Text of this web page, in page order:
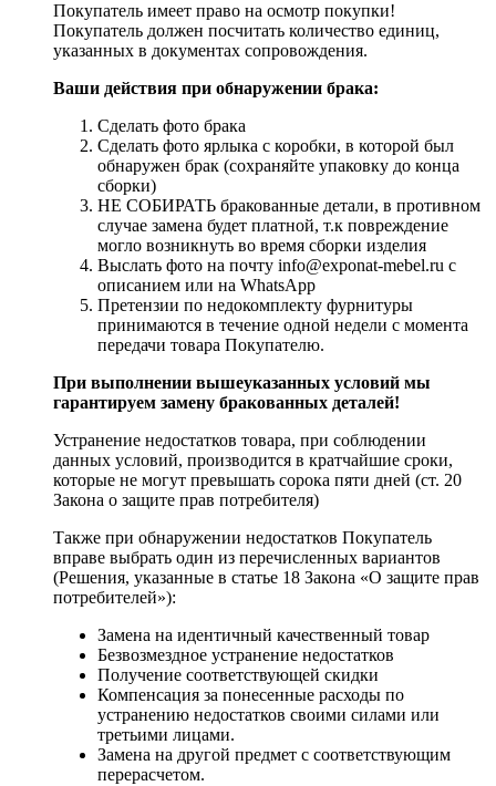
Покупатель имеет право на осмотр покупки!
Покупатель должен посчитать количество единиц,
указанных в документах сопровождения.
Ваши действия при обнаружении брака:
Сделать фото брака
Сделать фото ярлыка с коробки, в которой был
обнаружен брак (сохраняйте упаковку до конца
сборки)
НЕ СОБИРАТЬ бракованные детали, в противном
случае замена будет платной, т.к повреждение
могло возникнуть во время сборки изделия
Выслать фото на почту info@exponat-mebel.ru с
описанием или на WhatsApp
Претензии по недокомплекту фурнитуры
принимаются в течение одной недели с момента
передачи товара Покупателю.
При выполнении вышеуказанных условий мы
гарантируем замену бракованных деталей!
Устранение недостатков товара, при соблюдении
данных условий, производится в кратчайшие сроки,
которые не могут превышать сорока пяти дней (ст. 20
Закона о защите прав потребителя)
Также при обнаружении недостатков Покупатель
вправе выбрать один из перечисленных вариантов
(Решения, указанные в статье 18 Закона «О защите прав
потребителей»):
Замена на идентичный качественный товар
Безвозмездное устранение недостатков
Получение соответствующей скидки
Компенсация за понесенные расходы по
устранению недостатков своими силами или
третьими лицами.
Замена на другой предмет с соответствующим
перерасчетом.